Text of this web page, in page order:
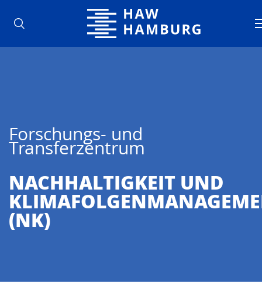
Hochschule für Angewandte
Forschungs- und
Transferzentrum
NACHHALTIG­KEIT UND
(NK)